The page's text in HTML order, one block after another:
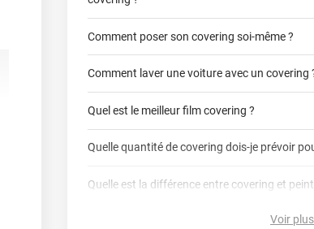
covering 2D
Comment poser son covering soi-même ?
Comment laver une voiture avec un covering
Quel est le meilleur film covering ?
covering 3D
Quelle quantité de covering dois-je prévoir
calculateur total covering
Quelle est la différence entre covering et
Est-il possible de retirer un covering ?Voir